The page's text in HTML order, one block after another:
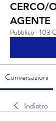
CERCO/
AGENTE
Pubblico · 103
Conversazioni
Indietro